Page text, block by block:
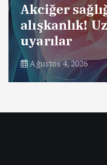
Akciğer
alışkanlık!
uyarılar
Ağustos 4, 2026